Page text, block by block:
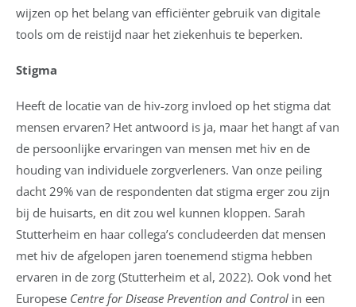
wijzen op het belang van efficiënter gebruik van digitale
tools om de reistijd naar het ziekenhuis te beperken.
Stigma
Heeft de locatie van de hiv-zorg invloed op het stigma dat
mensen ervaren? Het antwoord is ja, maar het hangt af van
de persoonlijke ervaringen van mensen met hiv en de
houding van individuele zorgverleners. Van onze peiling
dacht 29% van de respondenten dat stigma erger zou zijn
bij de huisarts, en dit zou wel kunnen kloppen. Sarah
Stutterheim en haar collega’s concludeerden dat mensen
met hiv de afgelopen jaren toenemend stigma hebben
ervaren in de zorg (Stutterheim et al, 2022). Ook vond het
Europese Centre for Disease Prevention and Control in een